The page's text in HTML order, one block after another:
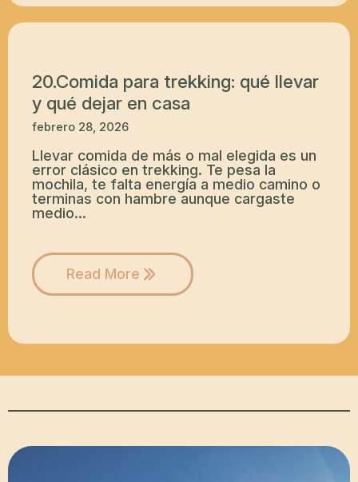
20.Comida para trekking: qué llevar
y qué dejar en casa
febrero 28, 2026
Llevar comida de más o mal elegida es un
error clásico en trekking. Te pesa la
mochila, te falta energía a medio camino o
terminas con hambre aunque cargaste
medio…
Read More